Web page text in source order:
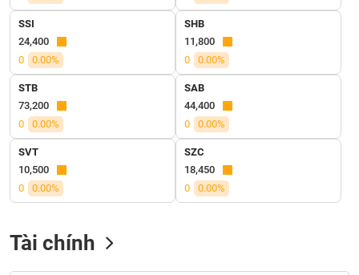
SSI
24,400
0
0.00%
SHB
11,800
0
0.00%
STB
73,200
0
0.00%
SAB
44,400
0
0.00%
SVT
10,500
0
0.00%
SZC
18,450
0
0.00%
Tài chính
SÓC
SỨC
KHỎE
TÀI
CHÍNH
NGHỆ
THÔNG